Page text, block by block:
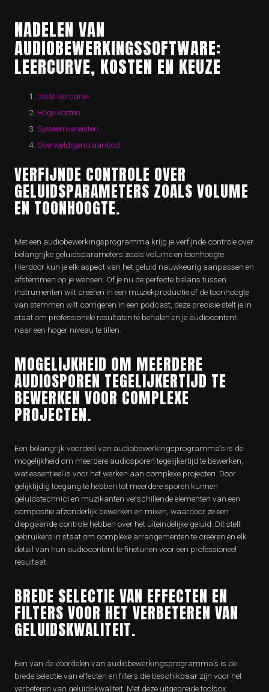
NADELEN VAN
AUDIOBEWERKINGSSOFTWARE:
LEERCURVE, KOSTEN EN KEUZE
Steile leercurve
Hoge kosten
Systeemvereisten
Overweldigend aanbod
VERFIJNDE CONTROLE OVER
GELUIDSPARAMETERS ZOALS VOLUME
EN TOONHOOGTE.
Met een audiobewerkingsprogramma krijg je verfijnde controle over
belangrijke geluidsparameters zoals volume en toonhoogte.
Hierdoor kun je elk aspect van het geluid nauwkeurig aanpassen en
afstemmen op je wensen. Of je nu de perfecte balans tussen
instrumenten wilt creëren in een muziekproductie of de toonhoogte
van stemmen wilt corrigeren in een podcast, deze precisie stelt je in
staat om professionele resultaten te behalen en je audiocontent
naar een hoger niveau te tillen.
MOGELIJKHEID OM MEERDERE
AUDIOSPOREN TEGELIJKERTIJD TE
BEWERKEN VOOR COMPLEXE
PROJECTEN.
Een belangrijk voordeel van audiobewerkingsprogramma’s is de
mogelijkheid om meerdere audiosporen tegelijkertijd te bewerken,
wat essentieel is voor het werken aan complexe projecten. Door
gelijktijdig toegang te hebben tot meerdere sporen kunnen
geluidstechnici en muzikanten verschillende elementen van een
compositie afzonderlijk bewerken en mixen, waardoor ze een
diepgaande controle hebben over het uiteindelijke geluid. Dit stelt
gebruikers in staat om complexe arrangementen te creëren en elk
detail van hun audiocontent te finetunen voor een professioneel
resultaat.
BREDE SELECTIE VAN EFFECTEN EN
FILTERS VOOR HET VERBETEREN VAN
GELUIDSKWALITEIT.
Een van de voordelen van audiobewerkingsprogramma’s is de
brede selectie van effecten en filters die beschikbaar zijn voor het
verbeteren van geluidskwaliteit. Met deze uitgebreide toolbox